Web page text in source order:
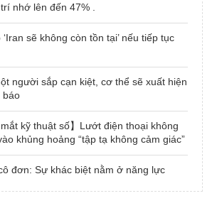
nhớ lên đến 47% .
sẽ không còn tồn tại’ nếu tiếp tục
người sắp cạn kiệt, cơ thể sẽ xuất hiện
báo
mắt kỹ thuật số】Lướt điện thoại không
khủng hoảng “tập tạ không cảm giác”
đơn: Sự khác biệt nằm ở năng lực